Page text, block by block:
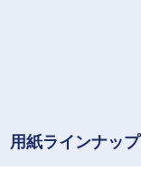
用紙ラインナップ